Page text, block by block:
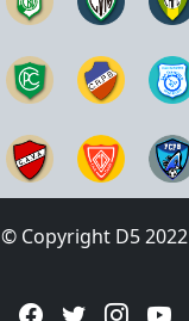
© Copyright D5 2022